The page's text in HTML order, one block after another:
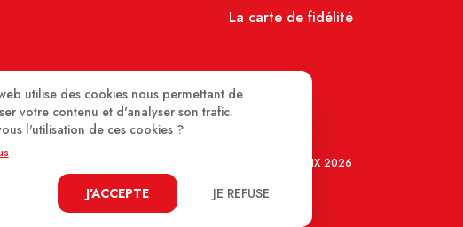
La carte de fidélité
MEDIPRIX 2026
utilise des cookies nous permettant de
votre contenu et d'analyser son trafic.
l'utilisation de ces cookies ?
J'ACCEPTE JE REFUSE